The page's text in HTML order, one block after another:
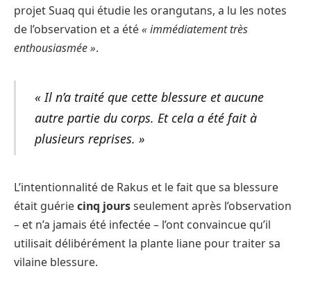
projet Suaq qui étudie les orangutans, a lu les notes
de l’observation et a été« immédiatement très
enthousiasmée ».
« Il n’a traité que cette blessure et aucune
autre partie du corps. Et cela a été fait à
plusieurs reprises. »
L’intentionnalité de Rakus et le fait que sa blessure
était guériecinq joursseulement après l’observation
– et n’a jamais été infectée – l’ont convaincue qu’il
utilisait délibérément la plante liane pour traiter sa
vilaine blessure.